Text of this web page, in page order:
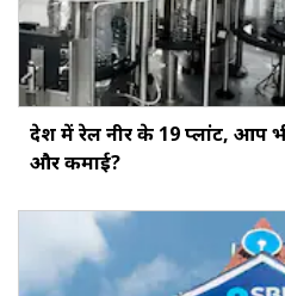
देश में रेल नीर के 19 प्लांट, आप
और कमाई?